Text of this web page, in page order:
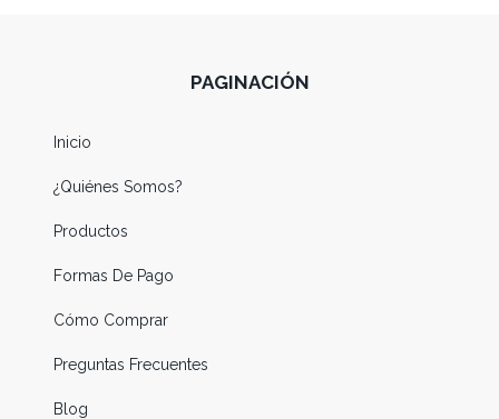
PAGINACIÓN
Inicio
¿Quiénes Somos?
Productos
Formas De Pago
Cómo Comprar
Preguntas Frecuentes
Blog